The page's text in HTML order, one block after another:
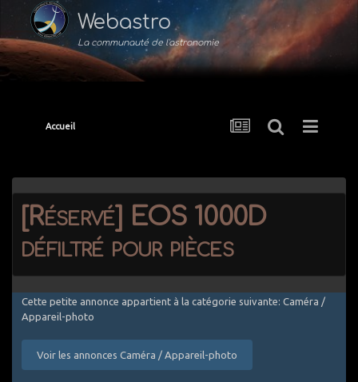
Webastro
La communauté de l'astronomie
Accueil
[Réservé] EOS 1000D
défiltré pour pièces
Cette petite annonce appartient à la catégorie suivante: Caméra /
Appareil-photo
Voir les annonces Caméra / Appareil-photo